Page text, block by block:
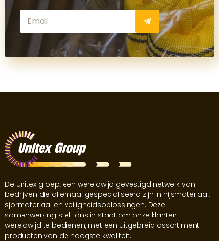
De Unitex groep, een wereldwijd gevestigd netwerk van
bedrijven die allemaal gespecialiseerd zijn in hijsmateriaal,
sjormateriaal en veiligheidsoplossingen. Deze
samenwerking stelt ons in staat om onze klanten
wereldwijd te bedienen, met een uitgebreid assortiment
producten van de hoogste kwaliteit.